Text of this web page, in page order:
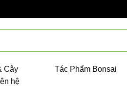
Cây Tác Phẩm Bonsai
hệ